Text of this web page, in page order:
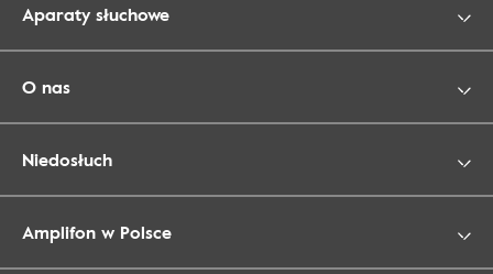
Aparaty słuchowe
O nas
Niedosłuch
Amplifon w Polsce